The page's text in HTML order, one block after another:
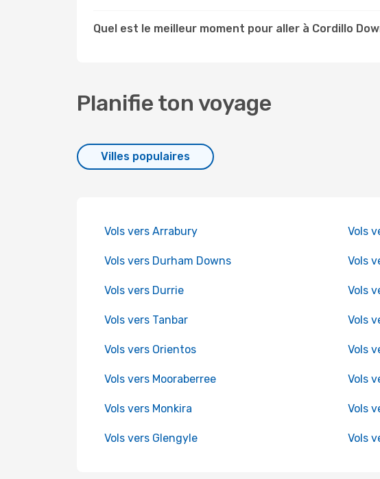
Quel est le meilleur moment pour aller à Cordillo
Planifie ton voyage
Villes populaires
Vols vers Arrabury Vols
Vols vers Durham Downs Vols
Vols vers Durrie Vols
Vols vers Tanbar Vols
Vols vers Orientos Vols
Vols vers Mooraberree Vols
Vols vers Monkira Vols
Vols vers Glengyle Vols